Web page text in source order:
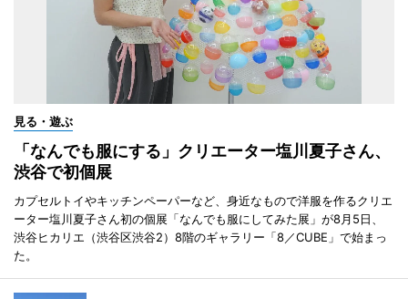
見る・遊ぶ
「なんでも服にする」クリエーター塩川夏子さん、
渋谷で初個展
カプセルトイやキッチンペーパーなど、身近なもので洋服を作るクリエ
ーター塩川夏子さん初の個展「なんでも服にしてみた展」が8月5日、
渋谷ヒカリエ（渋谷区渋谷2）8階のギャラリー「8／CUBE」で始まっ
た。